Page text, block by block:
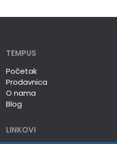
TEMPUS
Početak
Prodavnica
O nama
Blog
LINKOVI